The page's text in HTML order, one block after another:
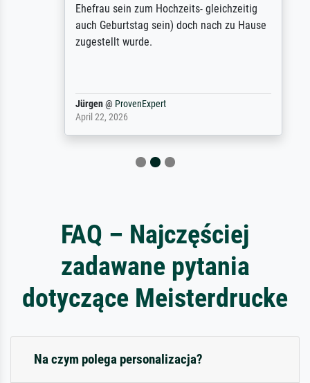
Ehefrau sein zum Hochzeits- gleichzeitig
auch Geburtstag sein) doch nach zu Hause
zugestellt wurde.
Jürgen@ProvenExpert
April 22, 2026
FAQ – Najczęściej
zadawane pytania
dotyczące Meisterdrucke
Na czym polega personalizacja?